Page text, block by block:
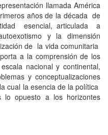
llamada América
años de la década de
esencial, articulada a
y la dimensión
de la vida comunitaria
a la comprensión de los
nacional y continental,
y conceptualizaciones
la esencia de la política
opuesto a los horizontes